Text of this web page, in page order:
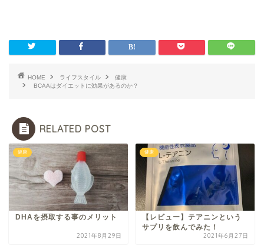
HOME ライフスタイル
健康
BCAAはダイエットに効果があるのか？
RELATED POST
健康
DHAを摂取する事のメリット
2021年8月29日
健康
【レビュー】テアニンという
サプリを飲んでみた！
2021年6月27日